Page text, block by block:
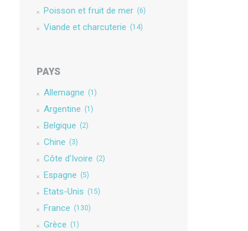
Poisson et fruit de mer (6)
Viande et charcuterie (14)
PAYS
Allemagne (1)
Argentine (1)
Belgique (2)
Chine (3)
Côte d'Ivoire (2)
Espagne (5)
Etats-Unis (15)
France (130)
Grèce (1)